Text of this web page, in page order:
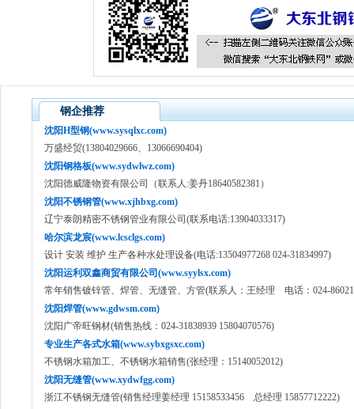
钢企推荐
沈阳H型钢(www.sysqlxc.com)
万盛经贸(13804029666、13066690404)
沈阳钢格板(www.sydwlwz.com)
沈阳德威隆物资有限公司（联系人:姜丹18640582381）
沈阳不锈钢管(www.xjhbxg.com)
辽宁泰朗精密不锈钢管业有限公司(联系电话:13904033317)
哈尔滨龙宸(www.lcsclgs.com)
设计 安装 维护 生产各种水处理设备(电话:13504977268 024-31834997)
沈阳运利双鑫商贸有限公司(www.syylsx.com)
常年销售镀锌管、焊管、无缝管、方管(联系人：王经理 电话：024-
沈阳焊管(www.gdwsm.com)
沈阳广帝旺钢材(销售热线：024-31838939 15804070576)
专业生产各式水箱(www.sybxgsxc.com)
不锈钢水箱加工、不锈钢水箱销售(张经理：15140052012)
沈阳无缝管(www.xydwfgg.com)
浙江不锈钢无缝管(销售经理姜经理 15158533456 总经理 15857712222)